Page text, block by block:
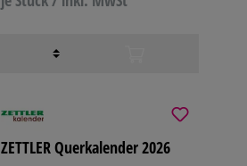
ZETTLER Querkalender 2026